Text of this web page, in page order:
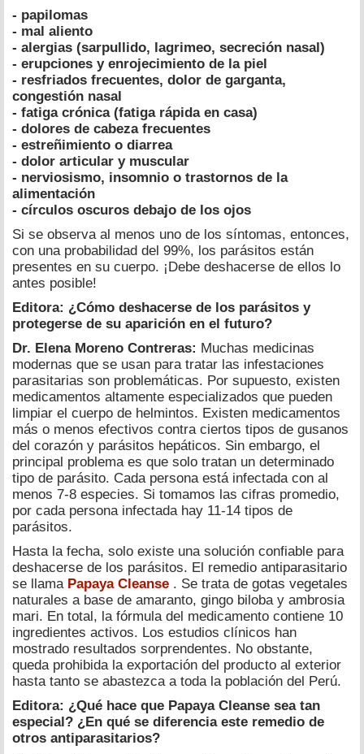
- papilomas
- mal aliento
- alergias (sarpullido, lagrimeo, secreción nasal)
- erupciones y enrojecimiento de la piel
- resfriados frecuentes, dolor de garganta,
congestión nasal
- fatiga crónica (fatiga rápida en casa)
- dolores de cabeza frecuentes
- estreñimiento o diarrea
- dolor articular y muscular
- nerviosismo, insomnio o trastornos de la
alimentación
- círculos oscuros debajo de los ojos
Si se observa al menos uno de los síntomas, entonces,
con una probabilidad del 99%, los parásitos están
presentes en su cuerpo. ¡Debe deshacerse de ellos lo
antes posible!
Editora: ¿Cómo deshacerse de los parásitos y
protegerse de su aparición en el futuro?
Dr. Elena Moreno Contreras: Muchas medicinas
modernas que se usan para tratar las infestaciones
parasitarias son problemáticas. Por supuesto, existen
medicamentos altamente especializados que pueden
limpiar el cuerpo de helmintos. Existen medicamentos
más o menos efectivos contra ciertos tipos de gusanos
del corazón y parásitos hepáticos. Sin embargo, el
principal problema es que solo tratan un determinado
tipo de parásito. Cada persona está infectada con al
menos 7-8 especies. Si tomamos las cifras promedio,
por cada persona infectada hay 11-14 tipos de
parásitos.
Hasta la fecha, solo existe una solución confiable para
deshacerse de los parásitos. El remedio antiparasitario
se llama Papaya Cleanse . Se trata de gotas vegetales
naturales a base de amaranto, gingo biloba y ambrosia
mari. En total, la fórmula del medicamento contiene 10
ingredientes activos. Los estudios clínicos han
mostrado resultados sorprendentes. No obstante,
queda prohibida la exportación del producto al exterior
hasta tanto se abastezca a toda la población del Perú.
Editora: ¿Qué hace que Papaya Cleanse sea tan
especial? ¿En qué se diferencia este remedio de
otros antiparasitarios?